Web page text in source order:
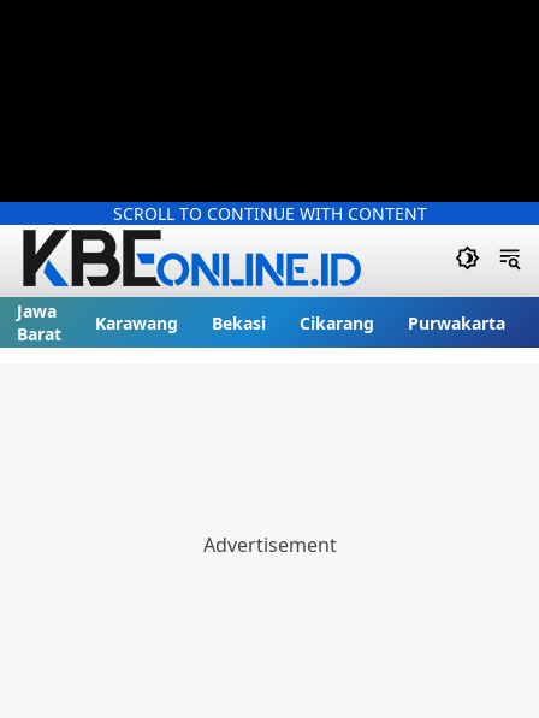
SCROLL TO CONTINUE WITH CONTENT
Jawa
Barat
Karawang Bekasi Cikarang Purwakarta